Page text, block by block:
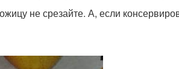
не срезайте. А, если